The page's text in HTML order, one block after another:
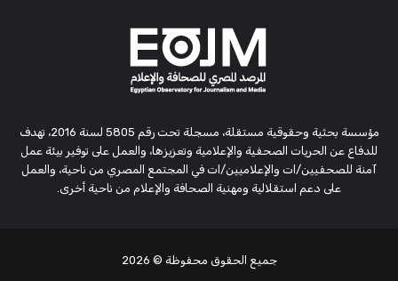
مؤسسة بحثية وحقوقية مستقلة، مسجلة تحت رقم 5805 لسنة 2016، تهدف
للدفاع عن الحريات الصحفية والإعلامية وتعزيزها، والعمل على توفير بيئة عمل
آمنة للصحفيين/ات والإعلاميين/ات في المجتمع المصري من ناحية، والعمل
على دعم استقلالية ومهنية الصحافة والإعلام من ناحية أخرى.
جميع الحقوق محفوظة © 2026